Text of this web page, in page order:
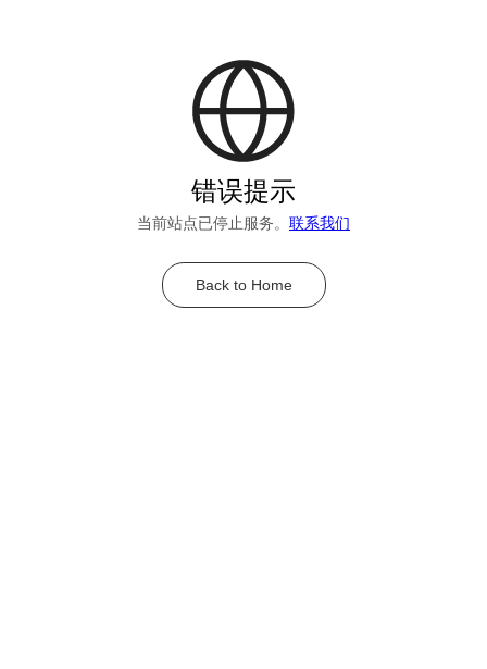
错误提示
当前站点已停止服务。 联系我们
Back to Home